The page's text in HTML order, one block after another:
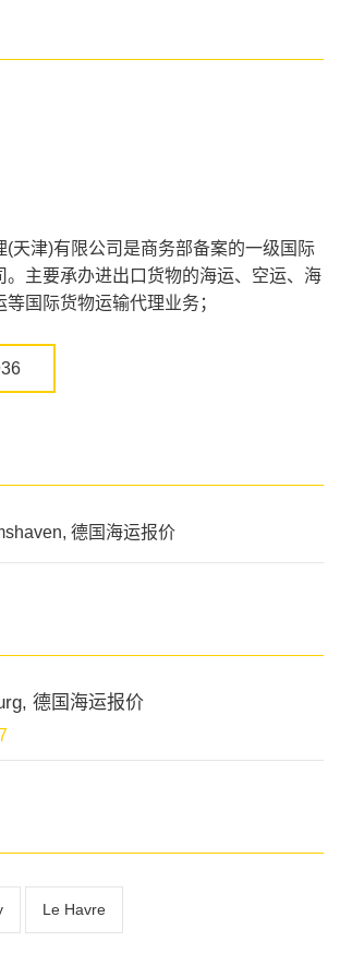
(天津)有限公司是商务部备案的一级国际
。主要承办进出口货物的海运、空运、海
国际货物运输代理业务；
德国海运报价
德国海运报价
Le Havre